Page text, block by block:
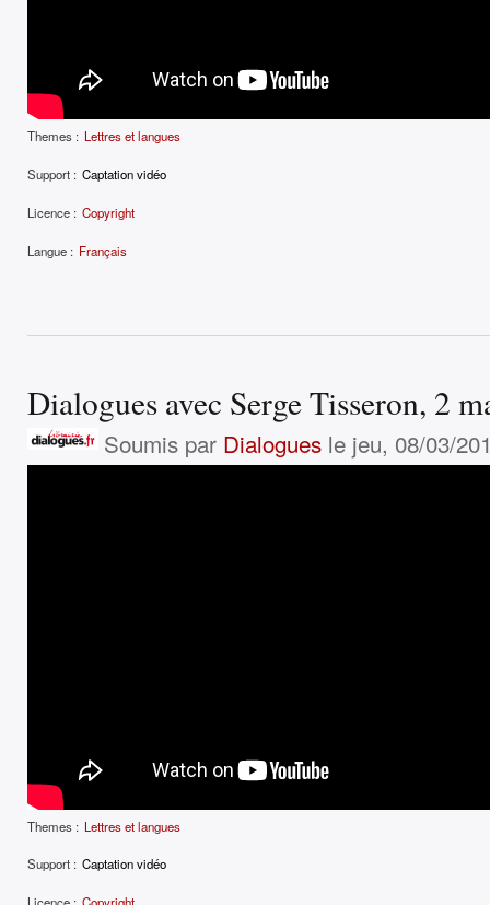
Themes : Lettres et langues
Support : Captation vidéo
Licence : Copyright
Langue : Français
Dialogues avec Serge Tisseron, 2
Soumis par Dialoguesle jeu, 08/03/
Themes : Lettres et langues
Support : Captation vidéo